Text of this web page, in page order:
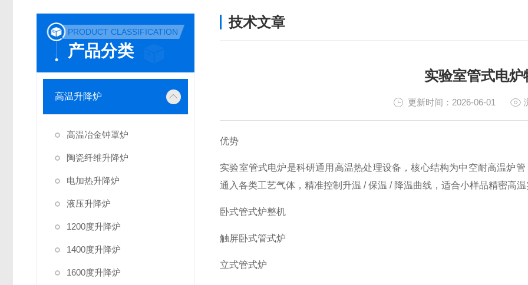
PRODUCT CLASSIFICATION
产品分类
高温升降炉
高温冶金钟罩炉
陶瓷纤维升降炉
电加热升降炉
液压升降炉
1200度升降炉
1400度升降炉
1600度升降炉
技术文章
实验室管式电炉
更新时间：2026-06-01
优势
实验室管式电炉是科研通用高温热处理设备，核心结构为中空耐高温炉
通入各类工艺气体，精准控制升温 / 保温 / 降温曲线，适合小样品精密高温
卧式管式炉整机
触屏卧式管式炉
立式管式炉